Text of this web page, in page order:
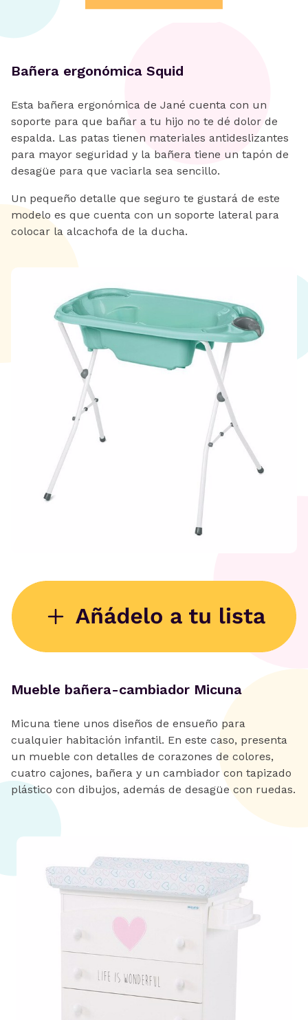
Bañera ergonómica Squid
Esta bañera ergonómica de Jané cuenta con un
soporte para que bañar a tu hijo no te dé dolor de
espalda. Las patas tienen materiales antideslizantes
para mayor seguridad y la bañera tiene un tapón de
desagüe para que vaciarla sea sencillo.
Un pequeño detalle que seguro te gustará de este
modelo es que cuenta con un soporte lateral para
colocar la alcachofa de la ducha.
Mueble bañera-cambiador Micuna
Micuna tiene unos diseños de ensueño para
cualquier habitación infantil. En este caso, presenta
un mueble con detalles de corazones de colores,
cuatro cajones, bañera y un cambiador con tapizado
plástico con dibujos, además de desagüe con ruedas.